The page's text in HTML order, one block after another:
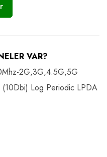
VAR?
2G,3G,4.5G,5G
Log Periodic LPDA